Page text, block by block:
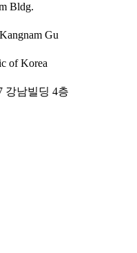
Bldg.
Gu
of Korea
강남빌딩 4층